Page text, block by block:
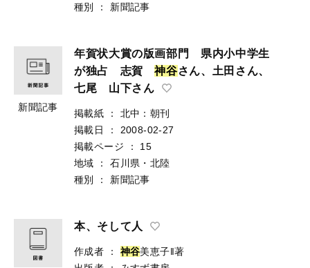
種別
： 新聞記事
新聞記事
年賀状大賞の版画部門 県内小中学生
が独占 志賀神谷さん、土田さん、
七尾 山下さん
掲載紙 ：
北中：朝刊
掲載日
：
2008-02-27
掲載ページ
：
15
地域
：
石川県・北陸
種別
： 新聞記事
本、そして人
作成者 ： 神谷美恵子‖著